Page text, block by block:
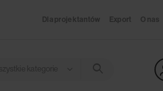
Dla projektantów Export O nas
kategorie